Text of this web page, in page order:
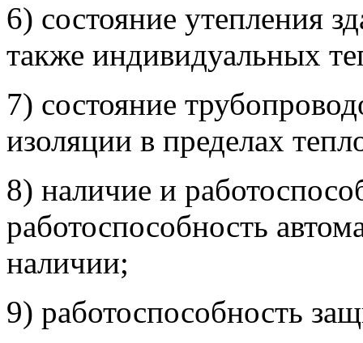
6) состояние утепления
также индивидуальных
7) состояние
изоляции в пределах
8) наличие и
работоспособность
наличии;
9) работоспособность